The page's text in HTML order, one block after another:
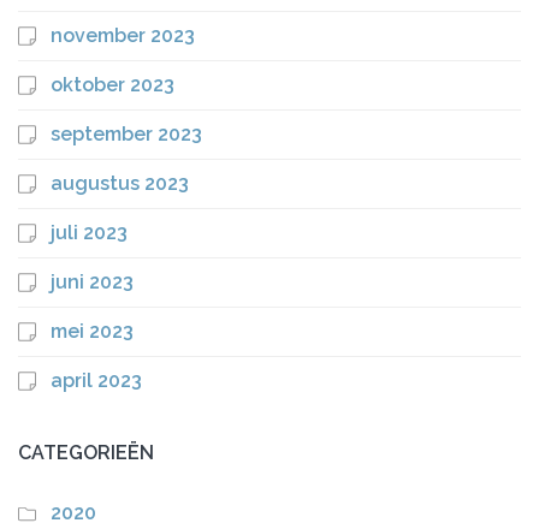
november 2023
oktober 2023
september 2023
augustus 2023
juli 2023
juni 2023
mei 2023
april 2023
CATEGORIEËN
2020